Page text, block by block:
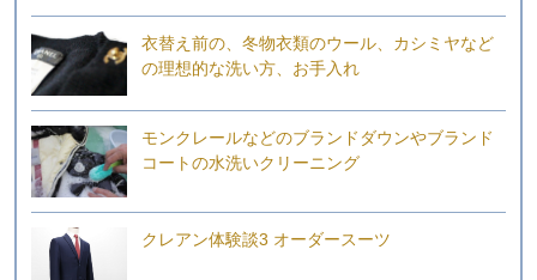
衣替え前の、冬物衣類のウール、カシミヤなど
の理想的な洗い方、お手入れ
モンクレールなどのブランドダウンやブランド
コートの水洗いクリーニング
クレアン体験談3 オーダースーツ